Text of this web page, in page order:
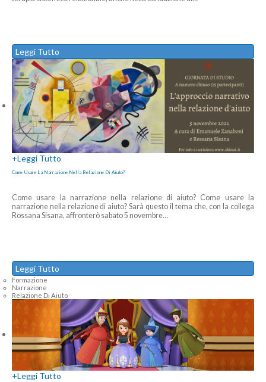
Leggi Tutto
+Leggi Tutto
Come Usare La Narrazione Nella Relazione Di Aiuto?
Come usare la narrazione nella relazione di aiuto? Come usare la
narrazione nella relazione di aiuto? Sarà questo il tema che, con la collega
Rossana Sisana, affronterò sabato 5 novembre…
Leggi Tutto
Formazione
Narrazione
Relazione Di Aiuto
+Leggi Tutto